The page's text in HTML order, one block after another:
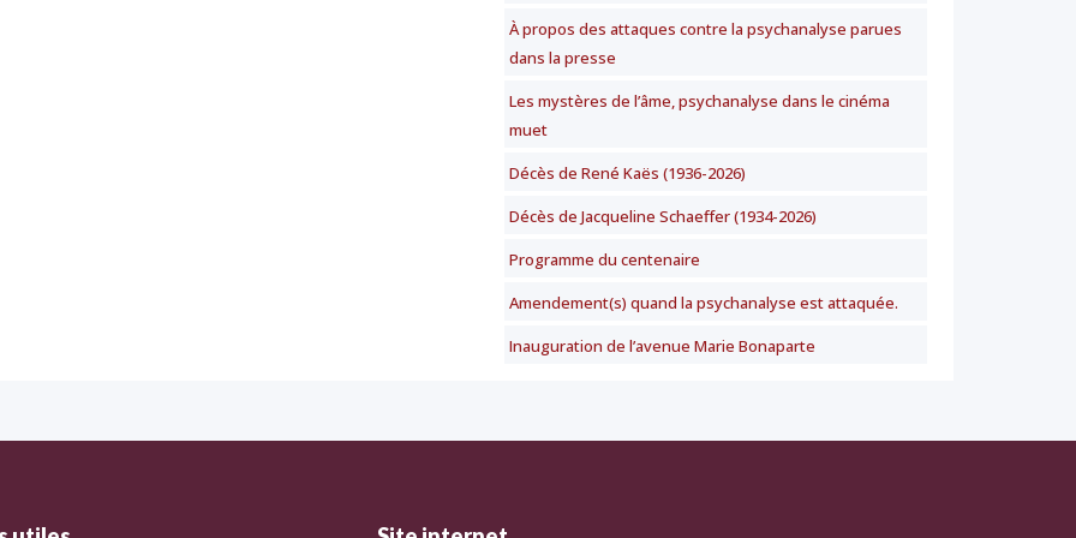
À propos des attaques contre la psychanalyse parues
dans la presse
Les mystères de l’âme, psychanalyse dans le cinéma
muet
Décès de René Kaës (1936-2026)
Décès de Jacqueline Schaeffer (1934-2026)
Programme du centenaire
Amendement(s) quand la psychanalyse est attaquée.
Inauguration de l’avenue Marie Bonaparte